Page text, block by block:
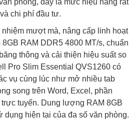
phòng, đây là mức hiệu năng rất
chi phí đầu tư.
mượt mà, nâng cấp linh hoạt
RAM DDR5 4800 MT/s, chuẩn
thông và cải thiện hiệu suất so
Pro Slim Essential QVS1260 có
vụ cùng lúc như mở nhiều tab
song trên Word, Excel, phần
tuyến. Dung lượng RAM 8GB
dụng hiện tại của đa số văn phòng.